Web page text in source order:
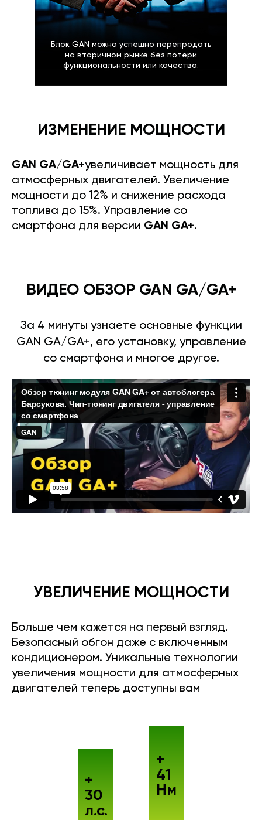
Блок GAN можно успешно перепродать
на вторичном рынке без потери
функциональности или качества.
ИЗМЕНЕНИЕ МОЩНОСТИ
GAN GA/GA+увеличивает мощность для
атмосферных двигателей. Увеличение
мощности до 12% и снижение расхода
топлива до 15%. Управление со
смартфона для версии GAN GA+.
ВИДЕО ОБЗОР GAN GA/GA+
За 4 минуты узнаете основные функции
GAN GA/GA+, его установку, управление
со смартфона и многое другое.
УВЕЛИЧЕНИЕ МОЩНОСТИ
Больше чем кажется на первый взгляд.
Безопасный обгон даже с включенным
кондиционером. Уникальные технологии
увеличения мощности для атмосферных
двигателей теперь доступны вам
+
30
л.с.
+
41
Нм